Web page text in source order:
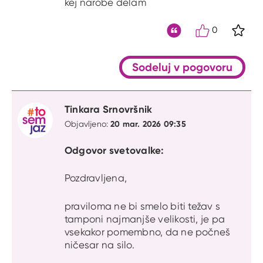
0
Sodeluj v pogovoru
Tinkara Srnovršnik
Objavljeno:20 mar. 2026 09:35
Odgovor svetovalke:
Pozdravljena,
praviloma ne bi smelo biti težav s
tamponi najmanjše velikosti, je pa
vsekakor pomembno, da ne počneš
ničesar na silo.